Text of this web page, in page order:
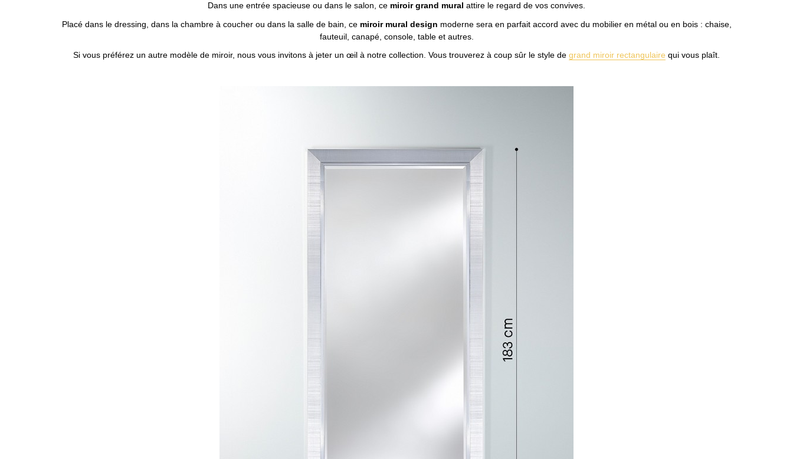
Dans une entrée spacieuse ou dans le salon, ce miroir grand mural attire le regard de vos convives.
Placé dans le dressing, dans la chambre à coucher ou dans la salle de bain, ce miroir mural design moderne sera en parfait accord avec du mobilier en métal ou en bois : chaise,
fauteuil, canapé, console, table et autres.
Si vous préférez un autre modèle de miroir, nous vous invitons à jeter un œil à notre collection. Vous trouverez à coup sûr le style de grand miroir rectangulaire qui vous plaît.